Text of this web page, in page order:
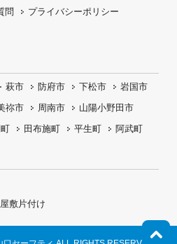
問
プライバシーポリシー
萩市 防府市 下松市
岩国市
祢市 周南市
山陽小野田市
田布施町 平生町 阿武町
敷片付け